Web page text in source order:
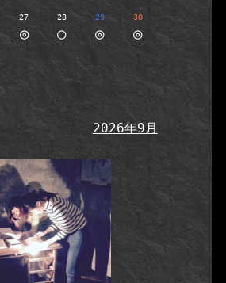
27
◎
28
○
29
◎
30
◎
2026年9月